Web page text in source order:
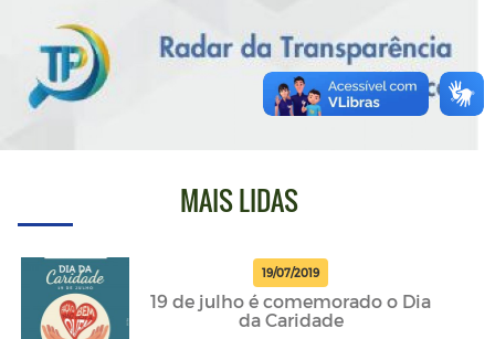
MAIS LIDAS
19/07/2019
19 de julho é comemorado o Dia
da Caridade